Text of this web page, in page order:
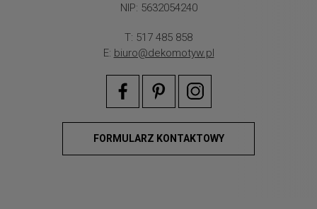
NIP: 5632054240
T: 517 485 858
E: biuro@dekomotyw.pl
FORMULARZ KONTAKTOWY